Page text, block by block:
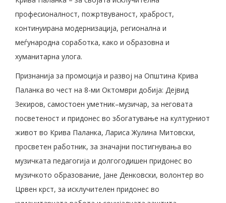
професионалност, пожртвуваност, храброст,
континуирана модернизација, регионална и
меѓународна соработка, како и образовна и
хуманитарна улога.
Признанија за промоција и развој на Општина Крива
Паланка во чест на 8-ми Октомври добија: Деjвид
Зекиров, самостоен уметник–музичар, за неговата
посветеност и придонес во збогатување на културниот
живот во Крива Паланка, Лариса Жулина Митовски,
просветен работник, за значајни постигнувања во
музичката педагогија и долгогодишен придонес во
музичкото образование, Јане Денковски, волонтер во
Црвен крст, за исклучителен придонес во